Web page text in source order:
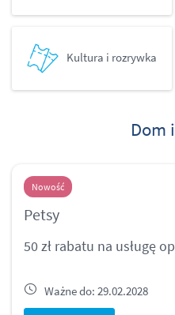
Kultura i rozrywka
Dom
Nowość
Petsy
50 zł rabatu na usługę
Ważne do: 29.02.2028